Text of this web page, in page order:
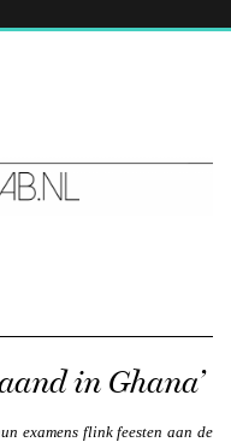
in Ghana’
examens flink feesten aan de